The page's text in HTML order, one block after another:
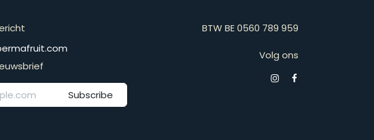
Subscribe
BTW BE 0560 789 959
Volg ons